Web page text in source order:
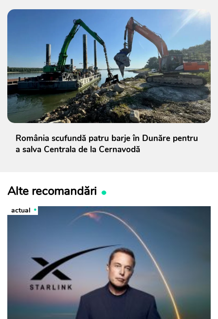
România scufundă patru barje în Dunăre pentru
a salva Centrala de la Cernavodă
Alte recomandări
actual